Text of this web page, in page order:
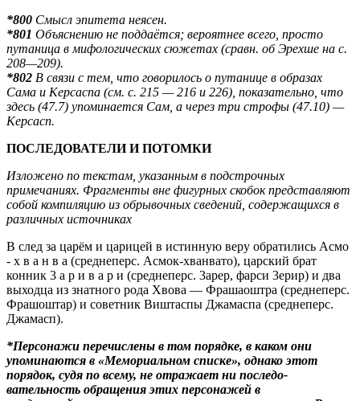
*800 Смысл эпитета неясен.
*801 Объяснению не поддаётся; вероятнее всего, просто
путаница в мифологических сюжетах (сравн. об Эрехше на с.
208—209).
*802 В связи с тем, что говорилось о путанице в образах
Сама и Керсаспа (см. с. 215 — 216 и 226), показательно, что
здесь (47.7) упоминается Сам, а через три строфы (47.10) —
Керсасп.
ПОСЛЕДОВАТЕЛИ И ПОТОМКИ
Изложено по текстам, указанным в подстрочных
примечаниях. Фрагменты вне фигурных скобок представляют
собой компиляцию из обрывочных сведений, содержащихся в
различных источниках
В след за царём и царицей в истинную веру обратились Асмо
- х в а н в а (среднеперс. Асмок-хванвато), царский брат
конник 3 а р и в а р и (среднеперс. 3арер, фарси 3ерир) и два
выходца из знатного рода Хвова — Фрашаоштра (среднеперс.
Фрашоштар) и советник Виштаспы Джамаспа (среднеперс.
Джамасп).
*Персонажи перечислены в том порядке, в каком они
упоминаются в «Мемориальном списке», однако этот
порядок, судя по всему, не отражает ни последо-
вательность обращения этих персонажей в